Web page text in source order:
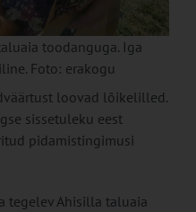
toodanguga. Iga
Foto: erakogu
loovad lõikelilled.
sissetuleku eest
pidamistingimusi
tegelev Ahisilla taluaia